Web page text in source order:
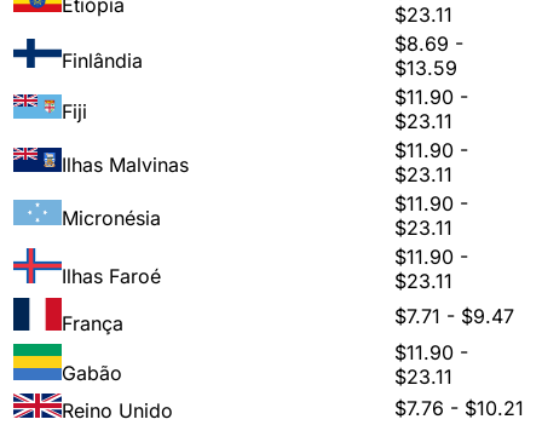
$23.11
Finlândia
$8.69 -
$13.59
Fiji
$11.90 -
$23.11
Ilhas Malvinas
$11.90 -
$23.11
Micronésia
$11.90 -
$23.11
Ilhas Faroé
$11.90 -
$23.11
França
$7.71 - $9.47
Gabão
$11.90 -
$23.11
Reino Unido
$7.76 - $10.21